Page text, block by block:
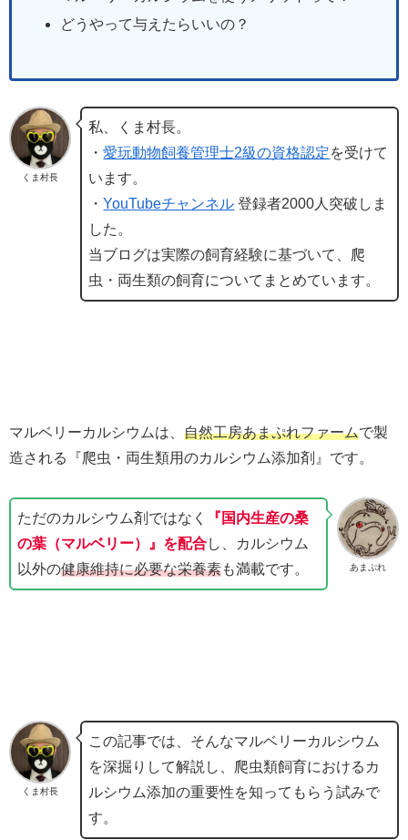
どうやって与えたらいいの？
くま村長
私、くま村長。
・愛玩動物飼養管理士2級の資格認定を受けて
います。
・YouTubeチャンネル 登録者2000人突破しま
した。
当ブログは実際の飼育経験に基づいて、爬
虫・両生類の飼育についてまとめています。
マルベリーカルシウムは、 自然工房あまぷれファームで製
造される『爬虫・両生類用のカルシウム添加剤』です。
あまぷれ
ただのカルシウム剤ではなく
『国内生産の桑
の葉（マルベリー）』を配合し、カルシウム
以外の健康維持に必要な栄養素も満載です。
くま村長
この記事では、そんなマルベリーカルシウム
を深掘りして解説し、爬虫類飼育におけるカ
ルシウム添加の重要性を知ってもらう試みで
す。